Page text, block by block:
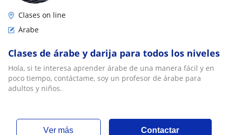
Clases on line
Árabe
Clases de árabe y darija para todos los niveles
Hola, si te interesa aprender árabe de una manera fácil y en
poco tiempo, contáctame, soy un profesor de árabe para
adultos y niños.
ver más Contactar